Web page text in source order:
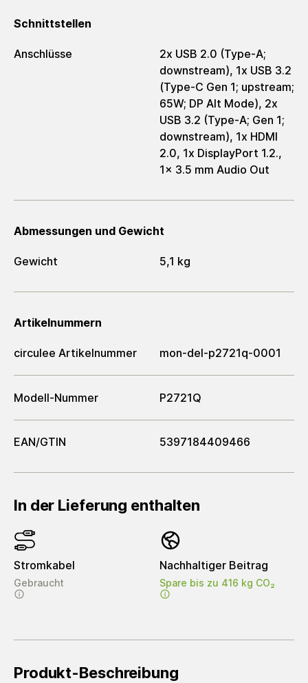
Schnittstellen
Anschlüsse
2x USB 2.0 (Type-A;
downstream), 1x USB 3.2
(Type-C Gen 1; upstream;
65W; DP Alt Mode), 2x
USB 3.2 (Type-A; Gen 1;
downstream), 1x HDMI
2.0, 1x DisplayPort 1.2.,
1x 3.5 mm Audio Out
Abmessungen und Gewicht
Gewicht 5,1 kg
Artikelnummern
circulee Artikelnummer mon-del-p2721q-0001
Modell-Nummer P2721Q
EAN/GTIN 5397184409466
In der Lieferung enthalten
Stromkabel
Gebraucht
Nachhaltiger Beitrag
Spare bis zu 416 kg CO₂
Produkt-Beschreibung